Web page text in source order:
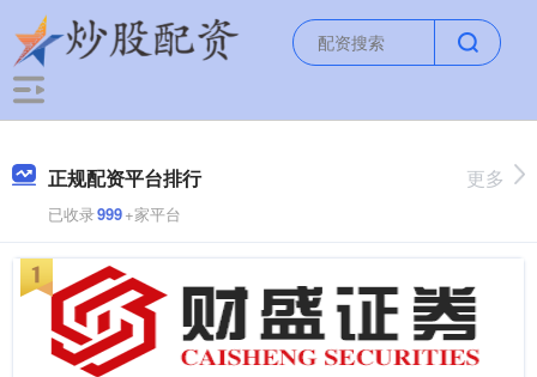
正规配资平台排行
已收录999+家平台
更多